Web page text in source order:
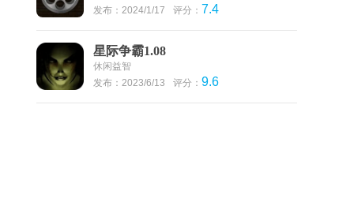
发布：2024/1/17
评分： 7.4
星际争霸1.08
休闲益智
发布：2023/6/13
评分： 9.6